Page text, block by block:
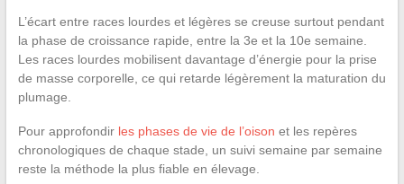
L’écart entre races lourdes et légères se creuse surtout pendant
la phase de croissance rapide, entre la 3e et la 10e semaine.
Les races lourdes mobilisent davantage d’énergie pour la prise
de masse corporelle, ce qui retarde légèrement la maturation du
plumage.
Pour approfondir les phases de vie de l’oison et les repères
chronologiques de chaque stade, un suivi semaine par semaine
reste la méthode la plus fiable en élevage.